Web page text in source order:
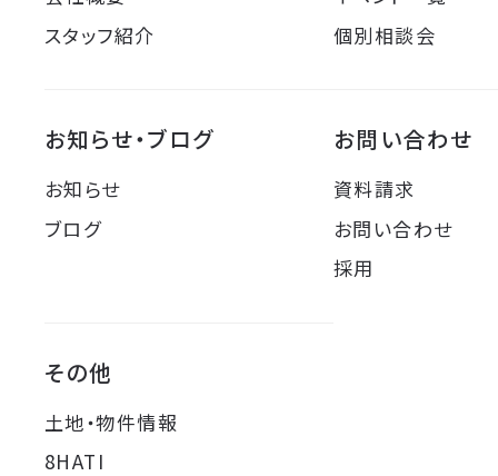
スタッフ紹介
個別相談会
お知らせ・ブログ
お知らせ
ブログ
お問い合わせ
資料請求
お問い合わせ
採用
その他
土地・物件情報
8HATI